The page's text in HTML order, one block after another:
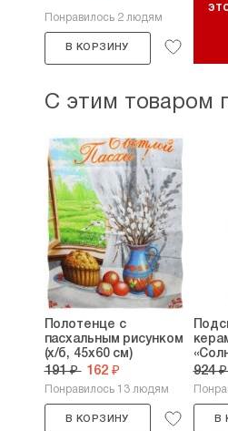
Понравилось 2 людям
В КОРЗИНУ
С этим товаром
Полотенце с
пасхальным рисунком
(х/б, 45х60 см)
191 ₽ 162 ₽
Понравилось 13 людям
В КОРЗИНУ
924
В